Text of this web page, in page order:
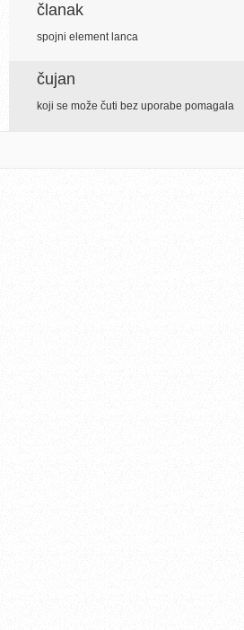
članak
spojni element lanca
čujan
koji se može čuti bez uporabe pomagala